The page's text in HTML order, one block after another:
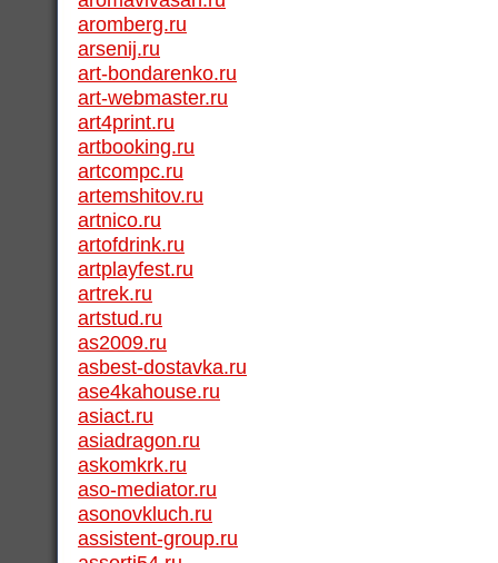
aromberg.ru
arsenij.ru
art-bondarenko.ru
art-webmaster.ru
art4print.ru
artbooking.ru
artcompc.ru
artemshitov.ru
artnico.ru
artofdrink.ru
artplayfest.ru
artrek.ru
artstud.ru
as2009.ru
asbest-dostavka.ru
ase4kahouse.ru
asiact.ru
asiadragon.ru
askomkrk.ru
aso-mediator.ru
asonovkluch.ru
assistent-group.ru